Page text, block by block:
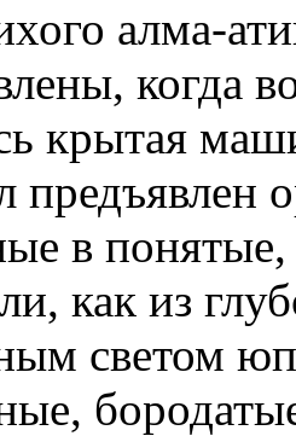
алма-
когда
крытая
предъявлен
в
как из
светом